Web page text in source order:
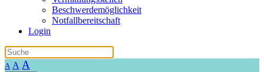
Beschwerdemöglichkeit
Notfallbereitschaft
Login
A A A